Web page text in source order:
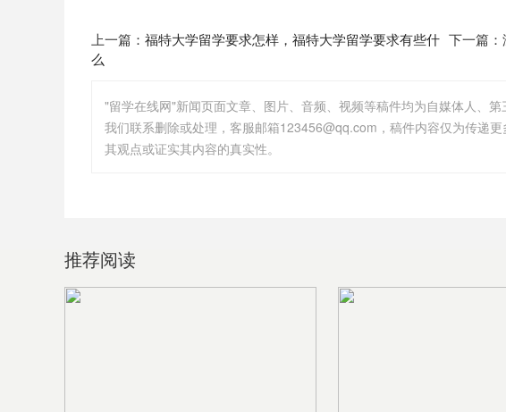
上一篇： 福特大学留学要求怎样，福特大学留学要求有些什
么
下一篇：
"留学在线网"新闻页面文章、图片、音频、视频等稿件均为自媒体人、
其观点或证实其内容的真实性。
推荐阅读